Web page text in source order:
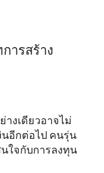
ารสร้าง
างเดียวอาจไม่
อีกต่อไป คนรุ่น
ใจกับการลงทุน